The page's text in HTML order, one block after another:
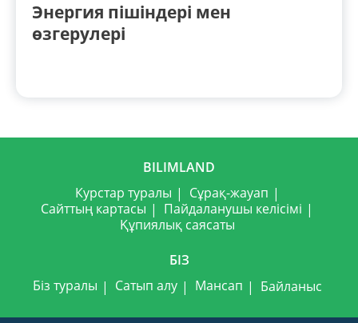
Энергия пішіндері мен
өзгерулері
BILIMLAND
Курстар туралы
Сұрақ-жауап
Сайттың картасы
Пайдаланушы келісімі
Құпиялық саясаты
БІЗ
Біз туралы
Сатып алу Мансап Байланыс